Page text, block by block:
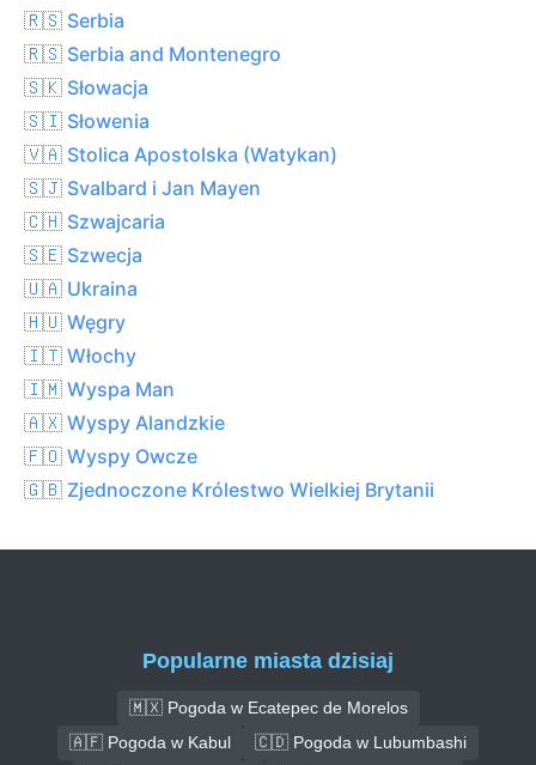
🇷🇸 Serbia
🇷🇸 Serbia and Montenegro
🇸🇰 Słowacja
🇸🇮 Słowenia
🇻🇦 Stolica Apostolska (Watykan)
🇸🇯 Svalbard i Jan Mayen
🇨🇭 Szwajcaria
🇸🇪 Szwecja
🇺🇦 Ukraina
🇭🇺 Węgry
🇮🇹 Włochy
🇮🇲 Wyspa Man
🇦🇽 Wyspy Alandzkie
🇫🇴 Wyspy Owcze
🇬🇧 Zjednoczone Królestwo Wielkiej Brytanii
Popularne miasta dzisiaj
🇲🇽 Pogoda w Ecatepec de Morelos
🇦🇫 Pogoda w Kabul
🇨🇩 Pogoda w Lubumbashi